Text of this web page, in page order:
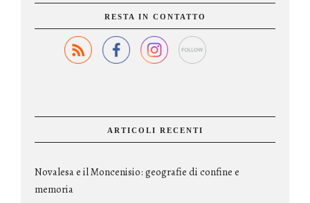
RESTA IN CONTATTO
ARTICOLI RECENTI
Novalesa e il Moncenisio: geografie di confine e
memoria